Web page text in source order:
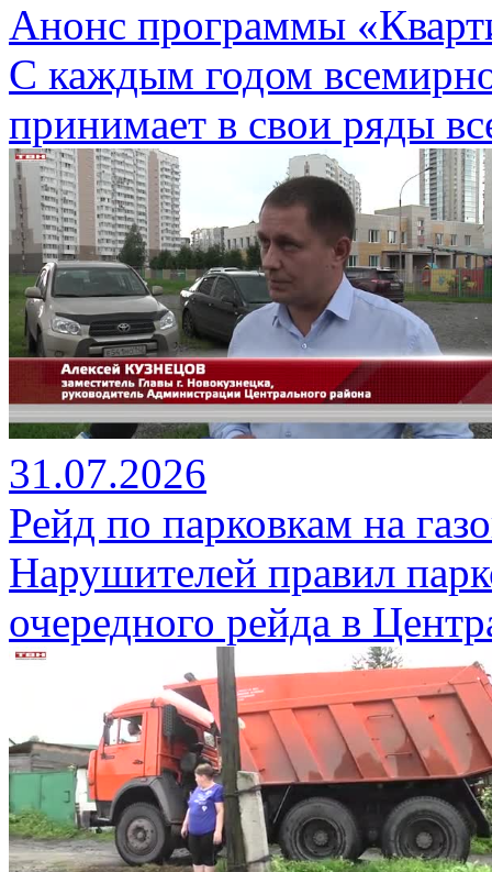
Анонс программы
С каждым годом
принимает в свои ряды
31.07.2026
Рейд по парковкам на
Нарушителей правил
очередного рейда в